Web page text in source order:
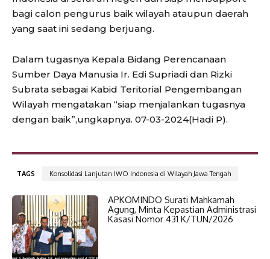
bagi calon pengurus baik wilayah ataupun daerah
yang saat ini sedang berjuang.
Dalam tugasnya Kepala Bidang Perencanaan
Sumber Daya Manusia Ir. Edi Supriadi dan Rizki
Subrata sebagai Kabid Teritorial Pengembangan
Wilayah mengatakan “siap menjalankan tugasnya
dengan baik”,ungkapnya. 07-03-2024(Hadi P).
TAGS Konsolidasi Lanjutan IWO Indonesia di Wilayah Jawa Tengah
APKOMINDO Surati Mahkamah
Agung, Minta Kepastian Administrasi
Kasasi Nomor 431 K/TUN/2026